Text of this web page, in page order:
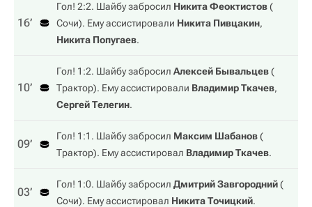
16‎’‎
Гол! 2:2. Шайбу забросил Никита Феоктистов(
Сочи). Ему ассистировали Никита Пивцакин,
Никита Попугаев.
10‎’‎
Гол! 1:2. Шайбу забросил Алексей Бывальцев(
Трактор). Ему ассистировали Владимир Ткачев,
Сергей Телегин.
09‎’‎
Гол! 1:1. Шайбу забросил Максим Шабанов(
Трактор). Ему ассистировал Владимир Ткачев.
03‎’‎
Гол! 1:0. Шайбу забросил Дмитрий Завгородний(
Сочи). Ему ассистировал Никита Точицкий.